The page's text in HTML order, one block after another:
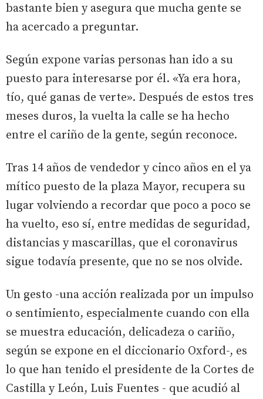
bastante bien y asegura que mucha gente se
ha acercado a preguntar.
Según expone varias personas han ido a su
puesto para interesarse por él. «Ya era hora,
tío, qué ganas de verte». Después de estos tres
meses duros, la vuelta la calle se ha hecho
entre el cariño de la gente, según reconoce.
Tras 14 años de vendedor y cinco años en el ya
mítico puesto de la plaza Mayor, recupera su
lugar volviendo a recordar que poco a poco se
ha vuelto, eso sí, entre medidas de seguridad,
distancias y mascarillas, que el coronavirus
sigue todavía presente, que no se nos olvide.
Un gesto -una acción realizada por un impulso
o sentimiento, especialmente cuando con ella
se muestra educación, delicadeza o cariño,
según se expone en el diccionario Oxford-, es
lo que han tenido el presidente de la Cortes de
Castilla y León, Luis Fuentes - que acudió al